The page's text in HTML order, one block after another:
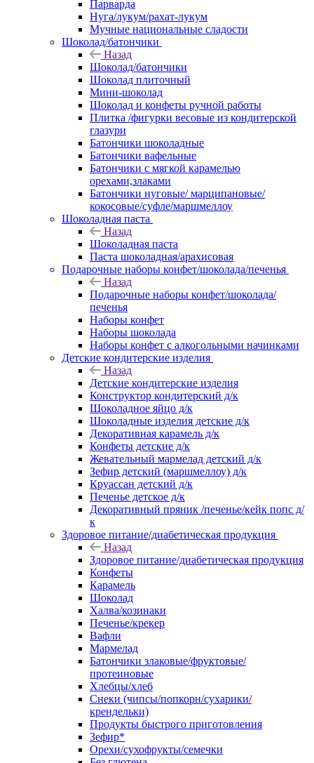
Парварда
Нуга/лукум/рахат-лукум
Мучные национальные сладости
Шоколад/батончики
Назад
Шоколад/батончики
Шоколад плиточный
Мини-шоколад
Шоколад и конфеты ручной работы
Плитка /фигурки весовые из кондитерской
глазури
Батончики шоколадные
Батончики вафельные
Батончики с мягкой карамелью
орехами,злаками
Батончики нуговые/ марципановые/
кокосовые/суфле/маршмеллоу
Шоколадная паста
Назад
Шоколадная паста
Паста шоколадная/арахисовая
Подарочные наборы конфет/шоколада/печенья
Назад
Подарочные наборы конфет/шоколада/
печенья
Наборы конфет
Наборы шоколада
Наборы конфет с алкогольными начинками
Детские кондитерские изделия
Назад
Детские кондитерские изделия
Конструктор кондитерский д/к
Шоколадное яйцо д/к
Шоколадные изделия детские д/к
Декоративная карамель д/к
Конфеты детские д/к
Жевательный мармелад детский д/к
Зефир детский (маршмеллоу) д/к
Круассан детский д/к
Печенье детское д/к
Декоративный пряник /печенье/кейк попс д/
к
Здоровое питание/диабетическая продукция
Назад
Здоровое питание/диабетическая продукция
Конфеты
Карамель
Шоколад
Халва/козинаки
Печенье/крекер
Вафли
Мармелад
Батончики злаковые/фруктовые/
протеиновые
Хлебцы/хлеб
Снеки (чипсы/попкорн/сухарики/
крендельки)
Продукты быстрого приготовления
Зефир*
Орехи/сухофрукты/семечки